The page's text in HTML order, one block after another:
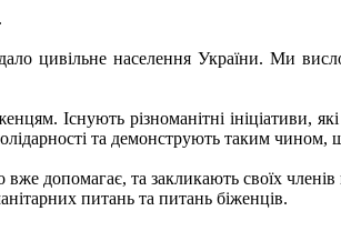
цивільне населення України. Ми
Існують різноманітні
та демонструють таким
допомагає, та закликають своїх
питань та питань біженців.